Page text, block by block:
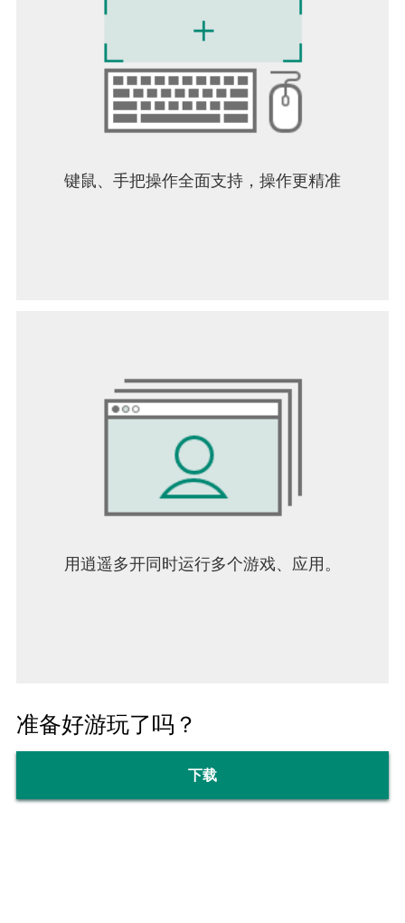
键鼠、手把操作全面支持，操作更精准
用逍遥多开同时运行多个游戏、应用。
准备好游玩了吗？
下载